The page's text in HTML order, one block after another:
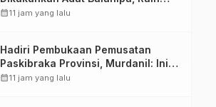
Gelar Sulo Tappidena
calendar_month11 jam yang lalu
Hadiri Pembukaan Pemusatan
Paskibraka Provinsi, Murdanil: Ini
Membentuk Karakter Hingga
calendar_month11 jam yang lalu